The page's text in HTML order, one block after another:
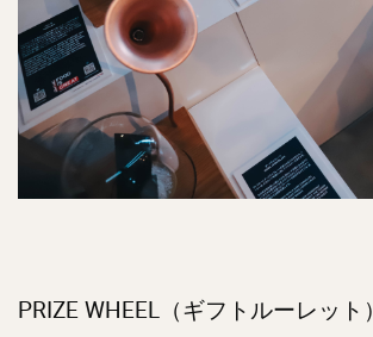
PRIZE WHEEL（ギフトルーレット）